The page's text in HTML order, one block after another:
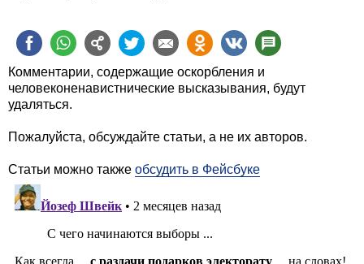
Комментарии, содержащие оскорбления и
человеконенавистнические высказывания, будут
удаляться.
Пожалуйста, обсуждайте статьи, а не их авторов.
Статьи можно также обсудить в Фейсбуке